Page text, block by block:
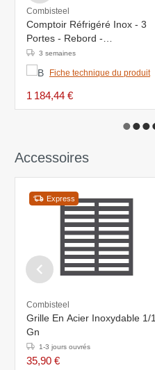
Combisteel
Comptoir Réfrigéré Inox - 3
Portes - Rebord -
1800x700x850(h)mm
3 semaines
Fiche technique du produit
1 184,44 €
Accessoires
Express
Combisteel
Grille En Acier Inoxydable 1/1
Gn
1-3 jours ouvrés
35,90 €